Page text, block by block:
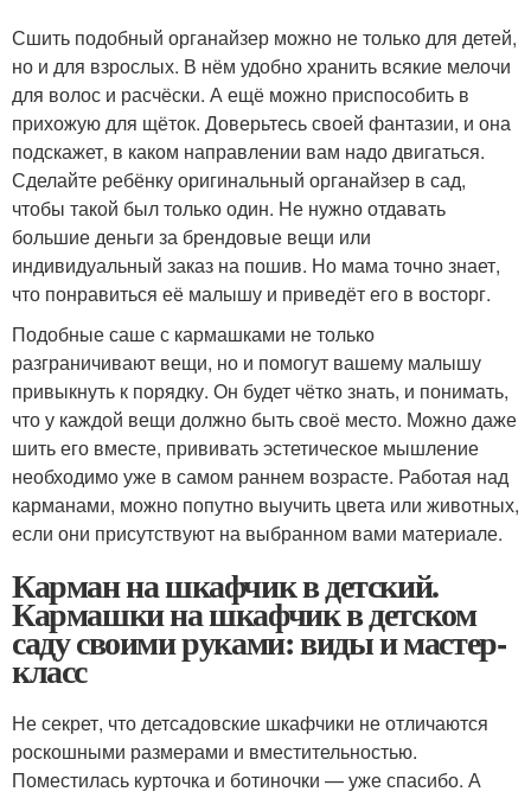
Сшить подобный органайзер можно не только для детей,
но и для взрослых. В нём удобно хранить всякие мелочи
для волос и расчёски. А ещё можно приспособить в
прихожую для щёток. Доверьтесь своей фантазии, и она
подскажет, в каком направлении вам надо двигаться.
Сделайте ребёнку оригинальный органайзер в сад,
чтобы такой был только один. Не нужно отдавать
большие деньги за брендовые вещи или
индивидуальный заказ на пошив. Но мама точно знает,
что понравиться её малышу и приведёт его в восторг.
Подобные саше с кармашками не только
разграничивают вещи, но и помогут вашему малышу
привыкнуть к порядку. Он будет чётко знать, и понимать,
что у каждой вещи должно быть своё место. Можно даже
шить его вместе, прививать эстетическое мышление
необходимо уже в самом раннем возрасте. Работая над
карманами, можно попутно выучить цвета или животных,
если они присутствуют на выбранном вами материале.
Карман на шкафчик в детский.
Кармашки на шкафчик в детском
саду своими руками: виды и мастер-
класс
Не секрет, что детсадовские шкафчики не отличаются
роскошными размерами и вместительностью.
Поместилась курточка и ботиночки — уже спасибо. А